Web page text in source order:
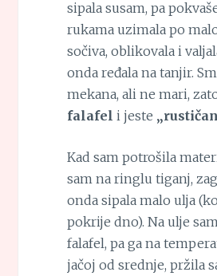
sipala susam, pa
rukama uzimala po
sočiva, oblikovala i
onda ređala na tanjir.
mekana, ali ne mari,
falafel i jeste
Kad sam potrošila
sam na ringlu tiganj,
onda sipala malo ulja
pokrije dno). Na ulje
falafel, pa ga na
jačoj od srednje, pržila